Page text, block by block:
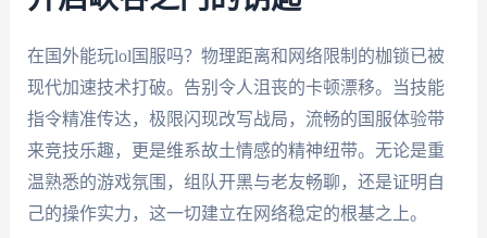
在国外能玩lol国服吗？物理距离和网络限制的枷锁已被
现代加速技术打破。告别令人沮丧的卡顿漂移。当技能
指令精准传达，极限闪现改写战局，流畅的国服体验带
来竞技乐趣，更是维系故土情感的精神纽带。无论是重
温熟悉的游戏氛围，组队开黑与老友畅聊，还是证明自
己的操作实力，这一切建立在网络稳定的根基之上。